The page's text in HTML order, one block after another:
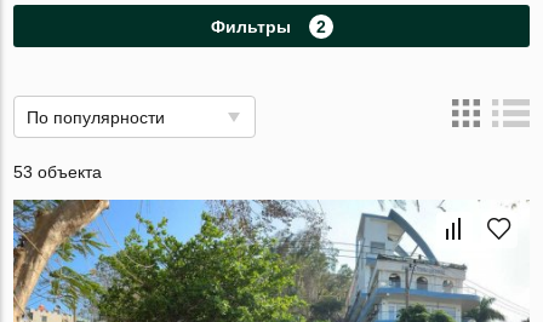
Фильтры 2
По популярности
53 объекта